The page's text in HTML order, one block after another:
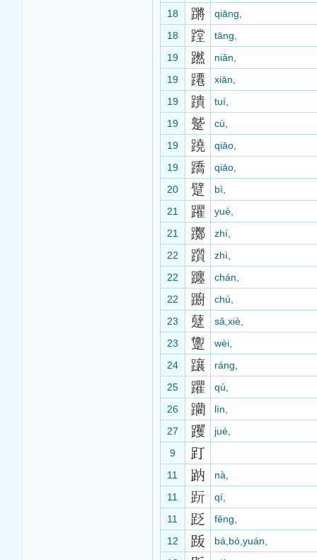
18
蹡
qiāng,
18
蹚
tāng,
19
蹨
niǎn,
19
蹮
xiān,
19
蹪
tuí,
19
蹵
cù,
19
蹺
qiāo,
19
蹻
qiāo,
20
躄
bì,
21
躍
yuè,
21
躑
zhí,
22
躓
zhì,
22
躔
chán,
22
躕
chú,
23
躠
sǎ,xiè,
23
躛
wèi,
24
躟
ráng,
25
躣
qú,
26
躪
lìn,
27
躩
jué,
9
11
nà,
11
qí,
11
fěng,
12
bá,bó,yuán,